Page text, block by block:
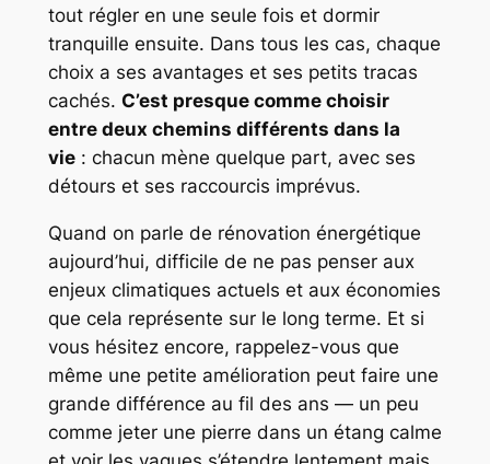
tout régler en une seule fois et dormir
tranquille ensuite. Dans tous les cas, chaque
choix a ses avantages et ses petits tracas
cachés. C’est presque comme choisir
entre deux chemins différents dans la
vie: chacun mène quelque part, avec ses
détours et ses raccourcis imprévus.
Quand on parle de rénovation énergétique
aujourd’hui, difficile de ne pas penser aux
enjeux climatiques actuels et aux économies
que cela représente sur le long terme. Et si
vous hésitez encore, rappelez-vous que
même une petite amélioration peut faire une
grande différence au fil des ans — un peu
comme jeter une pierre dans un étang calme